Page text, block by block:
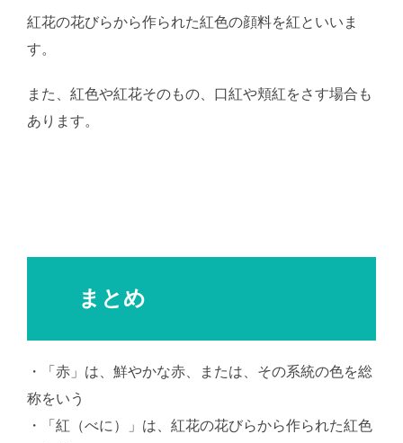
紅花の花びらから作られた紅色の顔料を紅といいま
す。
また、紅色や紅花そのもの、口紅や頬紅をさす場合も
あります。
まとめ
・「赤」は、鮮やかな赤、または、その系統の色を総
称をいう
・「紅（べに）」は、紅花の花びらから作られた紅色